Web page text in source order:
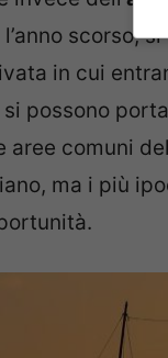
scorso,
in cui
possono
aree comuni
ma i più